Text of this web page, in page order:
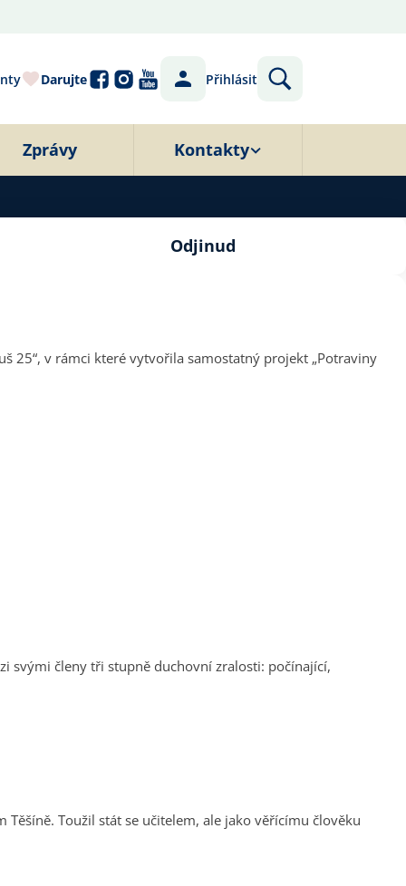
Darujte Přihlásit
Zprávy Kontakty
Odjinud
25“, v rámci které vytvořila samostatný projekt „Potraviny
Toužil stát se učitelem, ale jako věřícímu člověku